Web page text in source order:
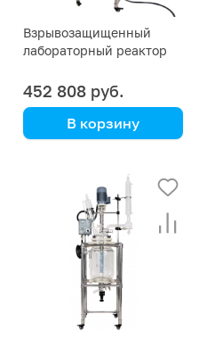
Взрывозащищенный
лабораторный реактор
452 808 руб.
В корзину